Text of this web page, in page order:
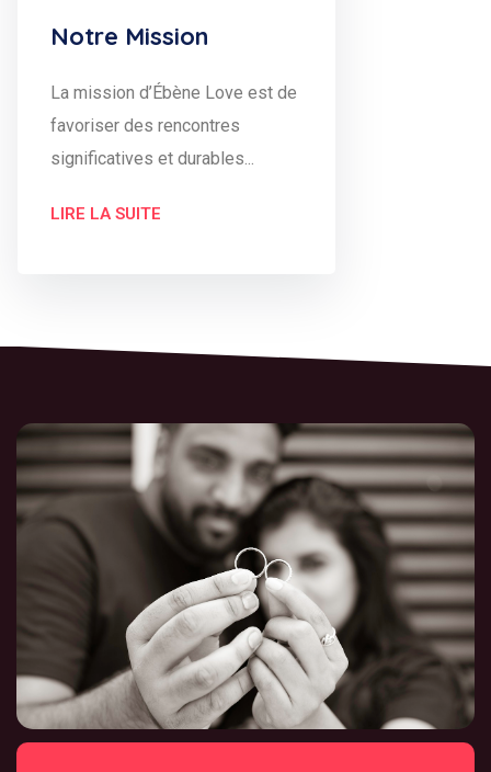
Notre Mission
La mission d’Ébène Love est de
favoriser des rencontres
significatives et durables...
LIRE LA SUITE